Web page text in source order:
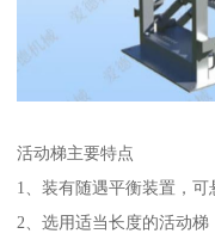
活动梯主要特点
1、装有随遇平衡装置，可
2、选用适当长度的活动梯